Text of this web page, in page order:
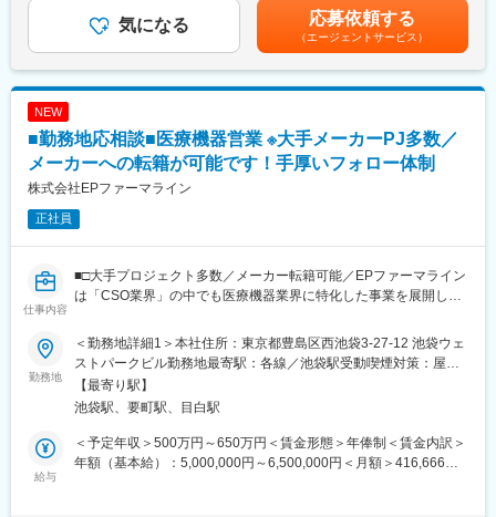
こそ実現ができていることであり、強みの部分です。
変更の範囲：会社の定める業務
■充実したサポート体制：
配属後は担当マネージャーが丁寧に支援します。日々の仕事の悩
みや、キャリア形成の相談等、伴走者として活躍をサポートしま
す。また知識・スキルレベルを上げるために様々な研修をご用意
しています。
■エリアを跨ぐ転勤なし：
初任地希望だけでなく、エリアを跨いでの転勤はございません。
2ndプロジェクト以降も希望や適性に応じて、アサインを検討い
たします。
■明確な評価制度：
また、在籍年数が増えると永年勤続報奨金や四半期一時金などの
手当もアップします。つまり、やりがいや努力がきちんと報われ
【キャリアパス】
入社後は希望や経験に応じたプロジェクトに配属します。メーカ
ーからオファーを受けた場合、メーカーに転籍することも可能で
す。オファーや延長依頼があったとしても、別のプロジェクトに
談を通じて、その時々に応じたプロジェクトを提示するなどフレ
キシブルにキャリアが形成できます。その他、本社部門（マネー
支給）※ただし支給条件があります賃金はあくまでも目安の金額で
あり、選考を通じて上下する可能性があります。月給(月額)は固定
手当を含めた表記です。
気になる 応募依頼する
（エージェントサービス）
NEW
■勤務地応相談■医療機器営業 ※大手メーカーPJ多数／
メーカーへの転籍が可能です！手厚いフォロー体制
株式会社EPファーマライン
正社員
仕事内容
■□大手プロジェクト多数／メーカー転籍可能／EPファーマライン
は「CSO業界」の中でも医療機器業界に特化した事業を展開して
■募集概要：
EPファーマラインは「CSO業界」の中でも医療機器業界に特化し
た事業を展開している、国内でも数少ない大手企業です！現在医
療業界での営業経験をお持ちの方を対象に、医療機器の営業担当
を募集しております。
当社では大手メーカーの案件を数多く保有しており、カテーテ
勤務地
＜勤務地詳細1＞本社住所：東京都豊島区西池袋3-27-12 池袋ウェ
ストパークビル勤務地最寄駅：各線／池袋駅受動喫煙対策：屋内
全面禁煙＜勤務地詳細2＞全国勤務(希望勤務地考慮)住所：全国に
営業所がございます。配属先は入社後に確定します。希望勤務地
より異なります。）変更の範囲：会社の定める事業所
【最寄り駅】
池袋駅、要町駅、目白駅
給与
＜予定年収＞500万円～650万円＜賃金形態＞年俸制＜賃金内訳＞
年額（基本給）：5,000,000円～6,500,000円＜月額＞416,666円